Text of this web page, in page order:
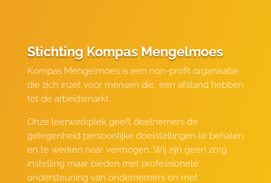
Stichting Kompas Mengelmoes
Kompas Mengelmoes is een non-profit organisatie
die zich inzet voor mensen die, een afstand hebben
tot de arbeidsmarkt.
Onze leerwerkplek geeft deelnemers de
gelegenheid persoonlijke doelstellingen te behalen
en te werken naar vermogen. Wij zijn geen zorg
instelling maar bieden met professionele
ondersteuning van ondernemers en met